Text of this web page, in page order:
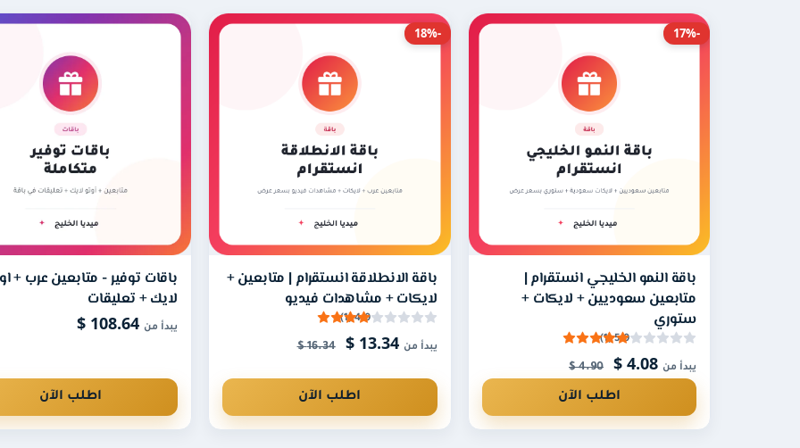
هل أحتاج إلى اشتراك شهري؟
لا، هذه الخدمة بلا اشتراك شهري نهائيًا. أنت تدفع مرة واحدة مقابل عدد محدد من الصور واللايكات، وهي مناسبة لمن لا
معين من المنشورات فقط.
متى تنتهي صلاحية الخدمة؟
لا توجد مدة انتهاء للخدمة، فالعدد المحدد يبقى محفوظًا لك سواء نشرت الصور اليوم أو بعد أسبوع أو بعد شهر،
هل يلزم إدخال كلمة المرور؟
لا، نحتاج فقط إلى اسم المستخدم الخاص بك ولا نطلب كلمة المرور إطلاقًا، مع ضرورة أن يكون الحساب عامًا حتى
اللايكات إليها.
-17%
باقة النمو الخليجي انستقرام |
متابعين سعوديين + لايكات +
ستوري
5.0 (1)
يبدأ من 4.08 $
4.90 $
اطلب الآن
-18%
باقة الانطلاقة انستقرام | متابعين +
لايكات + مشاهدات فيديو
4.0 (1)
يبدأ من 13.34 $
16.34 $
اطلب الآن
باقات توفير - متابعين عرب +
لايك + تعليقات
يبدأ من
اطلب الآن